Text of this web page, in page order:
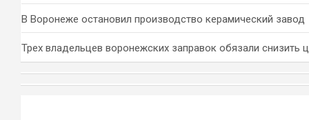
В Воронеже остановил производство керамический завод
Трех владельцев воронежских заправок обязали снизить